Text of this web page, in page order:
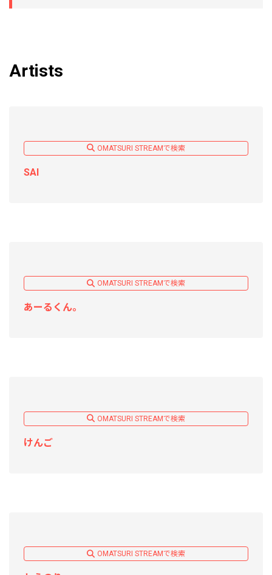
Artists
OMATSURI STREAMで検索
SAI
OMATSURI STREAMで検索
あーるくん。
OMATSURI STREAMで検索
けんご
OMATSURI STREAMで検索